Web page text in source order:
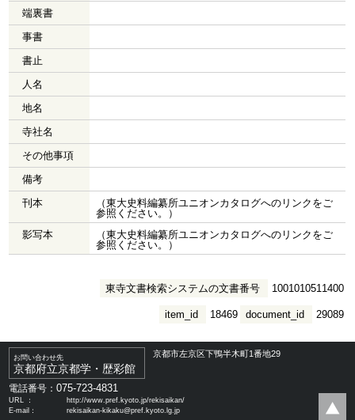
端裏書
事書
書止
人名
地名
寺社名
その他事項
備考
刊本
（東大史料編纂所ユニオンカタログへのリンクをご
参照ください。）
影写本
（東大史料編纂所ユニオンカタログへのリンクをご
参照ください。）
東寺文書検索システムの文書番号 1001010511400
document_id 29089
item_id 18469
お問い合わせ先
京都府立京都学・歴彩館
京都市左京区下鴨半木町1番地29
電話番号：075-723-4831
URL ：
http://www.pref.kyoto.jp/rekisaikan/
E-mail：
rekisaikan-kikaku@pref.kyoto.lg.jp